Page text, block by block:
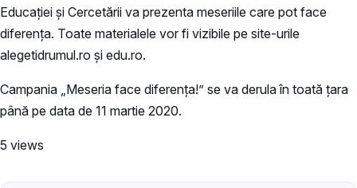
Educației și Cercetării va prezenta meseriile care pot face
diferența. Toate materialele vor fi vizibile pe site-urile
alegetidrumul.ro și edu.ro.
Campania „Meseria face diferența!” se va derula în toată ţara
până pe data de 11 martie 2020.
5 views